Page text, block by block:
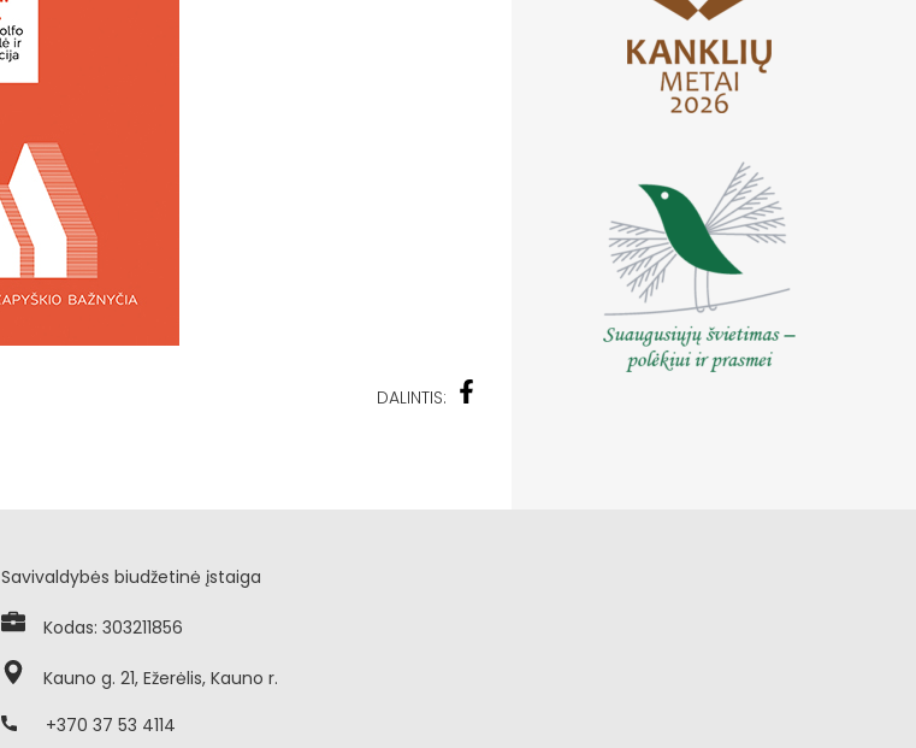
DALINTIS:
Savivaldybės biudžetinė įstaiga
Kodas: 303211856
Kauno g. 21, Ežerėlis, Kauno r.
+370 37 53 4114